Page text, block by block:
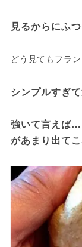
見るからにふ
どう見てもフラ
シンプルすぎ
強いて言えば…